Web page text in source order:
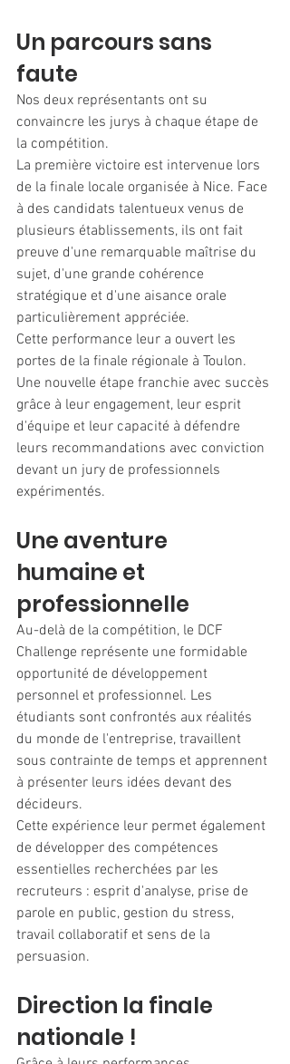
Un parcours sans
faute
Nos deux représentants ont su
convaincre les jurys à chaque étape de
la compétition.
La première victoire est intervenue lors
de la finale locale organisée à Nice. Face
à des candidats talentueux venus de
plusieurs établissements, ils ont fait
preuve d'une remarquable maîtrise du
sujet, d'une grande cohérence
stratégique et d'une aisance orale
particulièrement appréciée.
Cette performance leur a ouvert les
portes de la finale régionale à Toulon.
Une nouvelle étape franchie avec succès
grâce à leur engagement, leur esprit
d'équipe et leur capacité à défendre
leurs recommandations avec conviction
devant un jury de professionnels
expérimentés.
Une aventure
humaine et
professionnelle
Au-delà de la compétition, le DCF
Challenge représente une formidable
opportunité de développement
personnel et professionnel. Les
étudiants sont confrontés aux réalités
du monde de l'entreprise, travaillent
sous contrainte de temps et apprennent
à présenter leurs idées devant des
décideurs.
Cette expérience leur permet également
de développer des compétences
essentielles recherchées par les
recruteurs : esprit d'analyse, prise de
parole en public, gestion du stress,
travail collaboratif et sens de la
persuasion.
Direction la finale
nationale !